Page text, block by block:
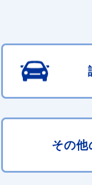
その他